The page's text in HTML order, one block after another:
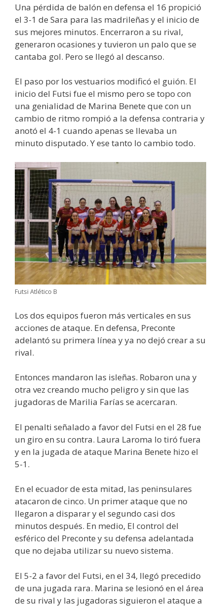
Una pérdida de balón en defensa el 16 propició
el 3-1 de Sara para las madrileñas y el inicio de
sus mejores minutos. Encerraron a su rival,
generaron ocasiones y tuvieron un palo que se
cantaba gol. Pero se llegó al descanso.
El paso por los vestuarios modificó el guión. El
inicio del Futsi fue el mismo pero se topo con
una genialidad de Marina Benete que con un
cambio de ritmo rompió a la defensa contraria y
anotó el 4-1 cuando apenas se llevaba un
minuto disputado. Y ese tanto lo cambio todo.
Futsi Atlético B
Los dos equipos fueron más verticales en sus
acciones de ataque. En defensa, Preconte
adelantó su primera línea y ya no dejó crear a su
rival.
Entonces mandaron las isleñas. Robaron una y
otra vez creando mucho peligro y sin que las
jugadoras de Marilia Farías se acercaran.
El penalti señalado a favor del Futsi en el 28 fue
un giro en su contra. Laura Laroma lo tiró fuera
y en la jugada de ataque Marina Benete hizo el
5-1.
En el ecuador de esta mitad, las peninsulares
atacaron de cinco. Un primer ataque que no
llegaron a disparar y el segundo casi dos
minutos después. En medio, El control del
esférico del Preconte y su defensa adelantada
que no dejaba utilizar su nuevo sistema.
El 5-2 a favor del Futsi, en el 34, llegó precedido
de una jugada rara. Marina se lesionó en el área
de su rival y las jugadoras siguieron el ataque a